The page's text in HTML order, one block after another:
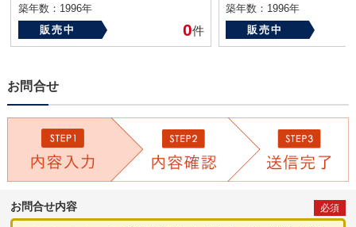
築年数：1996年
販売中
0件
築年数：1996年
販売中
お問合せ
お問合せ内容 必須